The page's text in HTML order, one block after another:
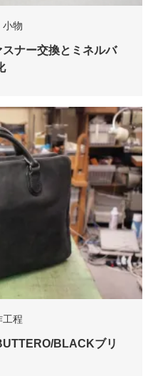
小物
ナー交換とミネルバ
工程
BLACKブリ